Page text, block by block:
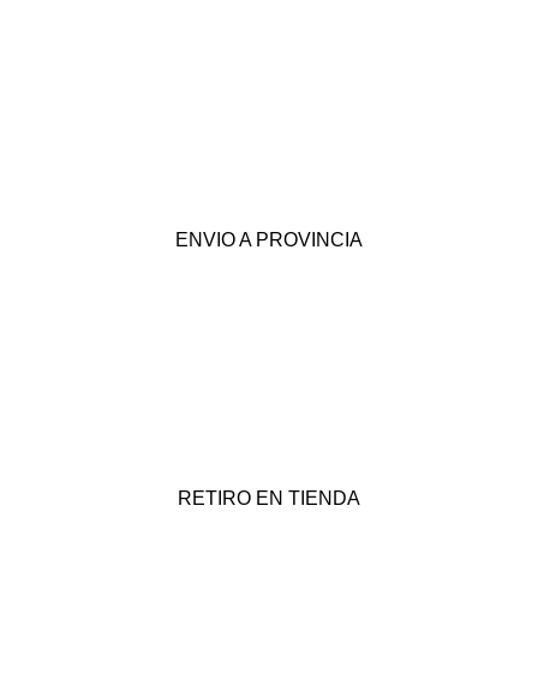
ENVIO A PROVINCIA
RETIRO EN TIENDA